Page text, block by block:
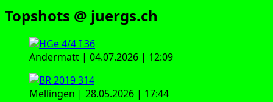
Topshots @ juergs.ch
Andermatt | 04.07.2026 | 12:09
Mellingen | 28.05.2026 | 17:44